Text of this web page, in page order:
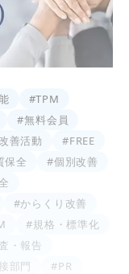
#TPM
#無料会員
善活動
#FREE
保全
#個別改善
#からくり改善
#規格・標準化
・報告
部門
#PR